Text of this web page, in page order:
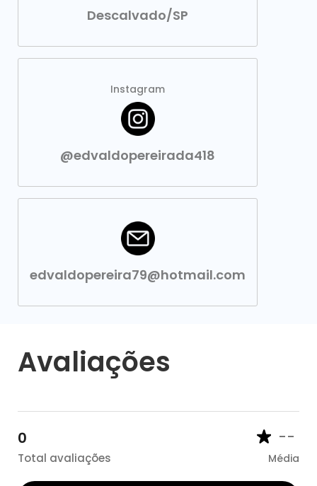
Descalvado/SP
Instagram
@edvaldopereirada418
edvaldopereira79@hotmail.com
Avaliações
0
Total avaliações
--
Média